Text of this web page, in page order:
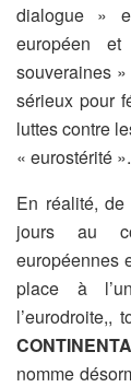
dialogue »
européen
souveraines
sérieux pour
luttes contre
« eurostérité ».
En réalité,
jours au
européennes
place à
l’eurodroite,,
nomme